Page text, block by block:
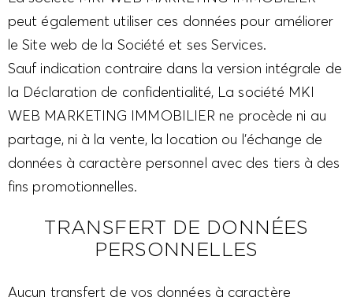
peut également utiliser ces données pour améliorer
le Site web de la Société et ses Services.
Sauf indication contraire dans la version intégrale de
la Déclaration de confidentialité, La société MKI
WEB MARKETING IMMOBILIER ne procède ni au
partage, ni à la vente, la location ou l’échange de
données à caractère personnel avec des tiers à des
fins promotionnelles.
TRANSFERT DE DONNÉES
PERSONNELLES
Aucun transfert de vos données à caractère